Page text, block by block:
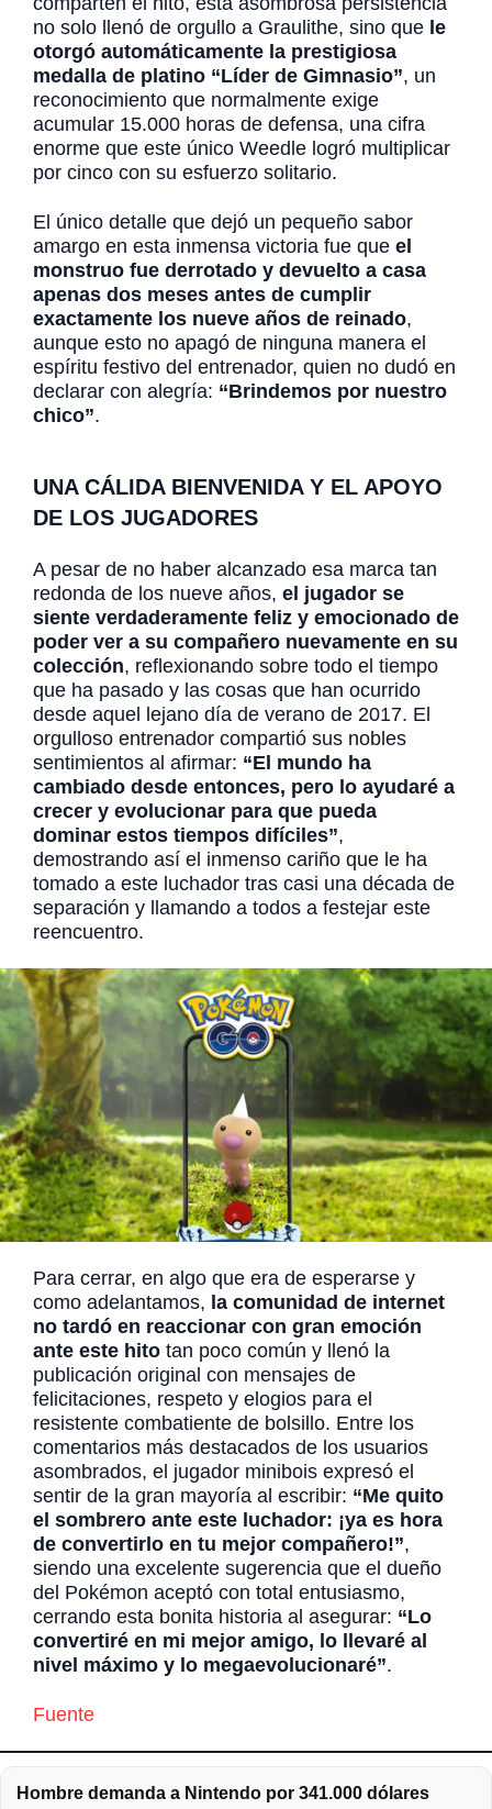
no solo llenó de orgullo a Graulithe, sino que le
otorgó automáticamente la prestigiosa
medalla de platino “Líder de Gimnasio”, un
reconocimiento que normalmente exige
acumular 15.000 horas de defensa, una cifra
enorme que este único Weedle logró multiplicar
por cinco con su esfuerzo solitario.
El único detalle que dejó un pequeño sabor
amargo en esta inmensa victoria fue que el
monstruo fue derrotado y devuelto a casa
apenas dos meses antes de cumplir
exactamente los nueve años de reinado,
aunque esto no apagó de ninguna manera el
espíritu festivo del entrenador, quien no dudó en
declarar con alegría: “Brindemos por nuestro
chico”.
UNA CÁLIDA BIENVENIDA Y EL APOYO
DE LOS JUGADORES
A pesar de no haber alcanzado esa marca tan
redonda de los nueve años, el jugador se
siente verdaderamente feliz y emocionado de
poder ver a su compañero nuevamente en su
colección, reflexionando sobre todo el tiempo
que ha pasado y las cosas que han ocurrido
desde aquel lejano día de verano de 2017. El
orgulloso entrenador compartió sus nobles
sentimientos al afirmar: “El mundo ha
cambiado desde entonces, pero lo ayudaré a
crecer y evolucionar para que pueda
dominar estos tiempos difíciles”,
demostrando así el inmenso cariño que le ha
tomado a este luchador tras casi una década de
separación y llamando a todos a festejar este
reencuentro.
Para cerrar, en algo que era de esperarse y
como adelantamos, la comunidad de internet
no tardó en reaccionar con gran emoción
ante este hito tan poco común y llenó la
publicación original con mensajes de
felicitaciones, respeto y elogios para el
resistente combatiente de bolsillo. Entre los
comentarios más destacados de los usuarios
asombrados, el jugador minibois expresó el
sentir de la gran mayoría al escribir: “Me quito
el sombrero ante este luchador: ¡ya es hora
de convertirlo en tu mejor compañero!”,
siendo una excelente sugerencia que el dueño
del Pokémon aceptó con total entusiasmo,
cerrando esta bonita historia al asegurar: “Lo
convertiré en mi mejor amigo, lo llevaré al
nivel máximo y lo megaevolucionaré”.
Fuente
Hombre demanda a Nintendo por 341.000 dólares